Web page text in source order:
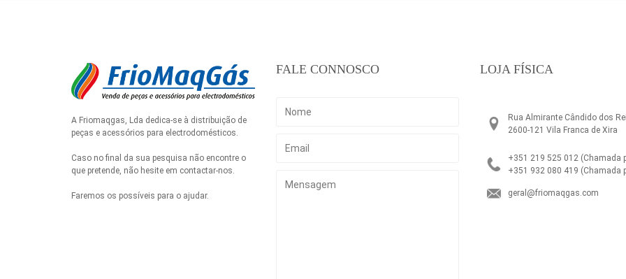
A Friomaqgas, Lda dedica-se à distribuição de
peças e acessórios para electrodomésticos.
Caso no final da sua pesquisa não encontre o
que pretende, não hesite em contactar-nos.
Faremos os possíveis para o ajudar.
FALE CONNOSCO LOJA FÍSICA
Rua Almirante Cândido dos
2600-121 Vila Franca de Xira
+351 219 525 012 (Chamada
+351 932 080 419 (Chamada
geral@friomaqgas.com